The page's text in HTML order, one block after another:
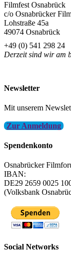
Filmfest Osnabrück
c/o Osnabrücker
Lohstraße 45a
49074 Osnabrück
+49 (0) 541 298 24
Derzeit sind wir am
Newsletter
Mit unserem
Zur Anmeldung
Spendenkonto
Osnabrücker
IBAN:
DE29 2659 0025
(Volksbank
Social Networks